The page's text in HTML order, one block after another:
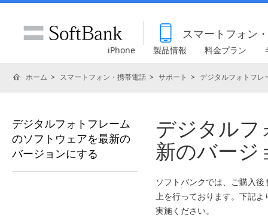
スマートフォン
iPhone 製品情報 料金プラン
ホーム スマートフォン・携帯電話 サポート デジタルフォトフレ
デジタル
新のバージ
ソフトバンクでは、ご購入
上を行っております。下記
実施ください。
デジタルフォトフレーム
のソフトウェアを最新の
バージョンにする